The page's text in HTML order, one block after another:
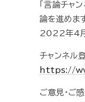
「言論チャ
論を進めます
2022年4
チャンネル
https://
ご意見・ご